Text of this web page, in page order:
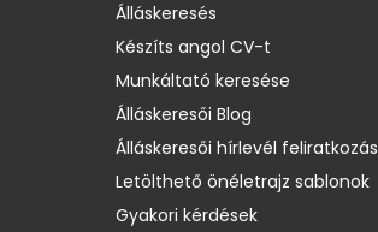
Álláskeresés
Készíts angol CV-t
Munkáltató keresése
Álláskeresői Blog
Álláskeresői hírlevél feliratkozás
Letölthető önéletrajz sablonok
Gyakori kérdések